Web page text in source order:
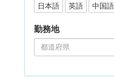
日本語 英語 中国語
勤務地
都道府県